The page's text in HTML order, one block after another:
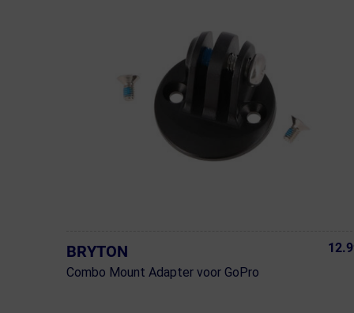
BRYTON
Combo Mount Adapter voor GoPro